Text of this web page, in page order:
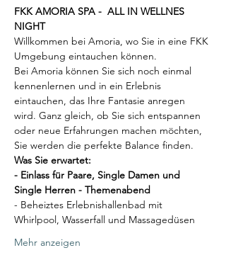
FKK AMORIA SPA -  ALL IN WELLNES
NIGHT
Willkommen bei Amoria, wo Sie in eine FKK
Umgebung eintauchen können.
Bei Amoria können Sie sich noch einmal
kennenlernen und in ein Erlebnis
eintauchen, das Ihre Fantasie anregen
wird. Ganz gleich, ob Sie sich entspannen
oder neue Erfahrungen machen möchten,
Sie werden die perfekte Balance finden.
Was Sie erwartet:
- Einlass für Paare, Single Damen und
Single Herren - Themenabend
- Beheiztes Erlebnishallenbad mit
Whirlpool, Wasserfall und Massagedüsen
Mehr anzeigen